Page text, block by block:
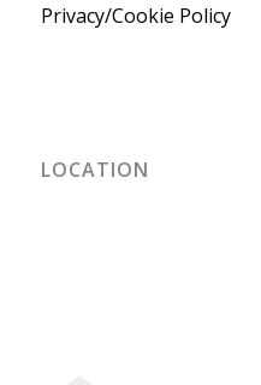
Privacy/Cookie Policy
LOCATION